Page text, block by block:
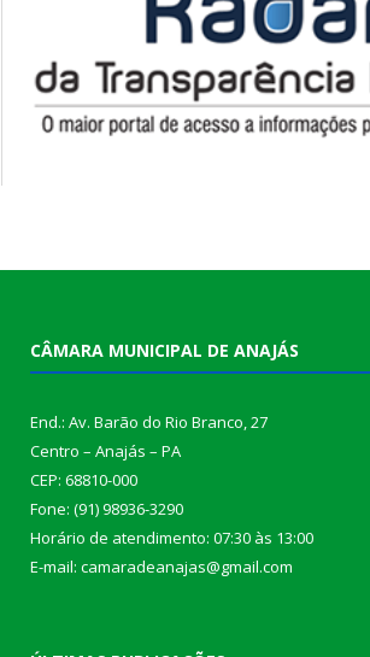
CÂMARA MUNICIPAL DE ANAJÁS
End.: Av. Barão do Rio Branco, 27
Centro – Anajás – PA
CEP: 68810-000
Fone: (91) 98936-3290
Horário de atendimento: 07:30 às 13:00
E-mail: camaradeanajas@gmail.com